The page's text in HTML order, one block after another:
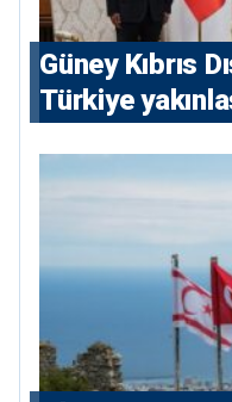
Güney Kıbrıs
Türkiye